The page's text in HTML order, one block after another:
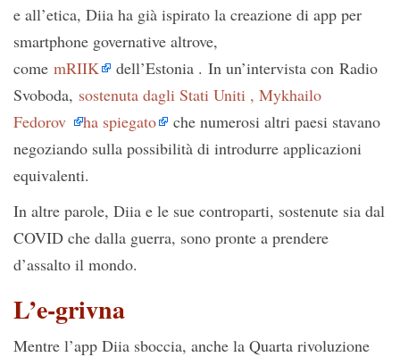
e all’etica, Diia ha già ispirato la creazione di app per
smartphone governative altrove,
come mRIIK
dell’Estonia . In un’intervista con Radio
Svoboda, sostenuta dagli Stati Uniti , Mykhailo
Fedorov
ha spiegato
che numerosi altri paesi stavano
negoziando sulla possibilità di introdurre applicazioni
equivalenti.
In altre parole, Diia e le sue controparti, sostenute sia dal
COVID che dalla guerra, sono pronte a prendere
d’assalto il mondo.
L’e-grivna
Mentre l’app Diia sboccia, anche la Quarta rivoluzione